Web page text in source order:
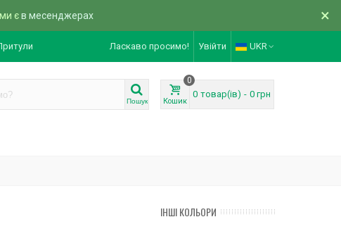
єв месенджерах ×
Ласкаво просимо! Увійти UKR
Пошук Кошик
0
0 товар(ів) - 0 грн
ІНШІ КОЛЬОРИ